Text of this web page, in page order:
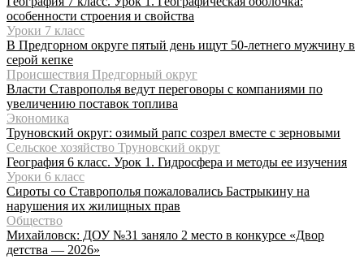
особенности строения и свойства
Уроки 7 класс
В Предгорном округе пятый день ищут 50-летнего мужчину в
серой кепке
Происшествия Предгорный округ
Власти Ставрополья ведут переговоры с компаниями по
увеличению поставок топлива
Экономика
Труновский округ: озимый рапс созрел вместе с зерновыми
Сельское хозяйство Труновский округ
География 6 класс. Урок 1. Гидросфера и методы ее изучения
Уроки 6 класс
Сироты со Ставрополья пожаловались Бастрыкину на
нарушения их жилищных прав
Общество
Михайловск: ДОУ №31 заняло 2 место в конкурсе «Двор
детства — 2026»